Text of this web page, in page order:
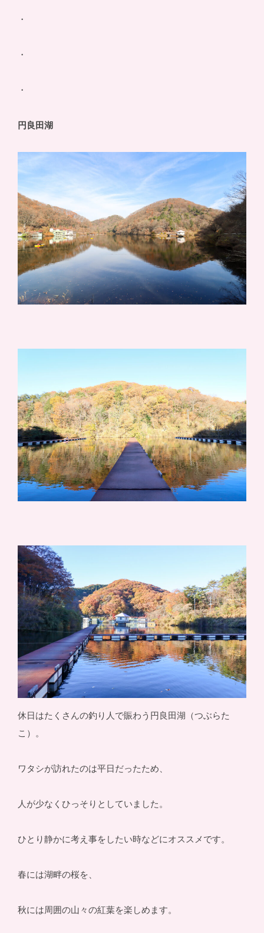
・
・
・
円良田湖
休日はたくさんの釣り人で賑わう円良田湖（つぶらた
こ）。
ワタシが訪れたのは平日だったため、
人が少なくひっそりとしていました。
ひとり静かに考え事をしたい時などにオススメです。
春には湖畔の桜を、
秋には周囲の山々の紅葉を楽しめます。